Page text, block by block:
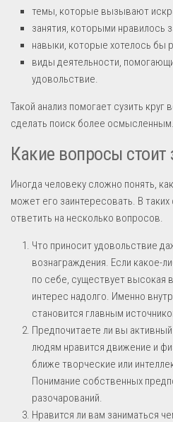
темы, которые вызывают
занятия, которыми нравилось
навыки, которые хотелось бы
виды деятельности,
удовольствие.
Такой анализ помогает сузить
сделать поиск более осмысленным.
Какие вопросы стоит
Иногда человеку сложно понять,
может его заинтересовать. В таких
ответить на несколько вопросов.
Что приносит удовольствие
вознаграждения. Если какое-
по себе, существует высокая
интерес надолго. Именно
становится главным
Предпочитаете ли вы
людям нравится движение и
ближе творческие или
Понимание собственных
разочарований.
Нравится ли вам заниматься